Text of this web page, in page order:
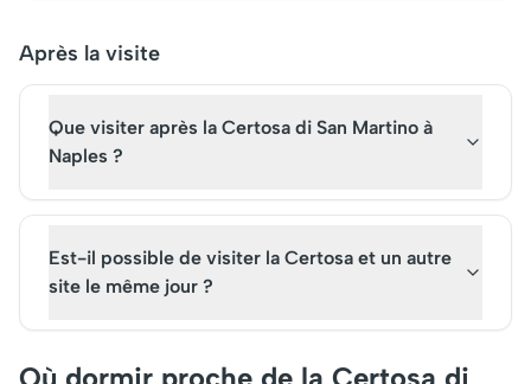
Après la visite
Que visiter après la Certosa di San Martino à
Naples ?
Est-il possible de visiter la Certosa et un autre
site le même jour ?